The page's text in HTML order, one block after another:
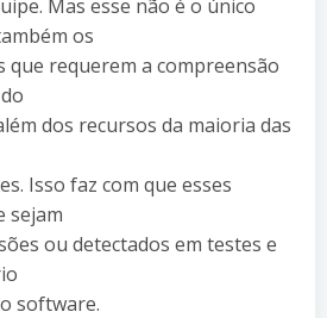
Mas esse não é o único
os
que requerem a compreensão
dos recursos da maioria das
Isso faz com que esses
sejam
ou detectados em testes e
software.